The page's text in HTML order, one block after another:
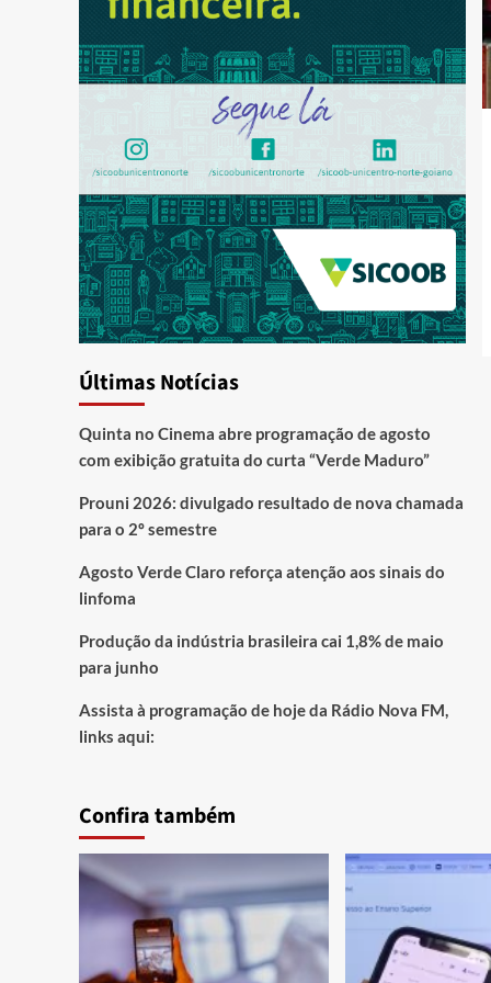
Últimas Notícias
Quinta no Cinema abre programação de agosto
com exibição gratuita do curta “Verde Maduro”
Prouni 2026: divulgado resultado de nova chamada
para o 2º semestre
Agosto Verde Claro reforça atenção aos sinais do
linfoma
Produção da indústria brasileira cai 1,8% de maio
para junho
Assista à programação de hoje da Rádio Nova FM,
links aqui:
Confira também